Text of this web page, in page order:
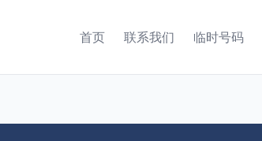
首页 联系我们 临时号码